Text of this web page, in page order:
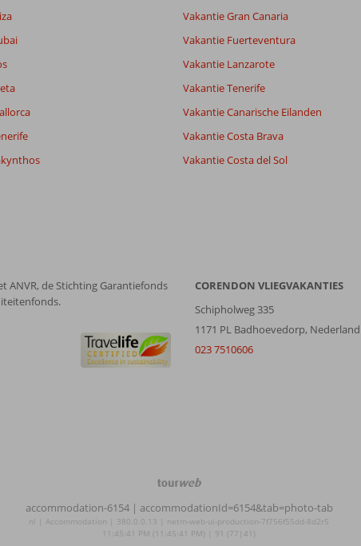
Alle
datum (nieuw > oud)
Vakantie Gran Canaria
Vakantie Fuerteventura
Vakantie Lanzarote
Vakantie Tenerife
Vakantie Canarische Eilanden
Vakantie Costa Brava
Vakantie Costa del Sol
ANVR, de Stichting Garantiefonds
CORENDON VLIEGVAKANTIES
Schipholweg 335
1171 PL Badhoevedorp, Nederland
023 7510606
TourWeb
NetMatch
accommodation-6154 | accommodationId=6154&tab=photo-tab
nl | Accommodation | 380.0.0.13 | netm-web-ui-production-7f756f55dd-8d2r5
11:45:41 PM (11:45:41 PM) | 91 (77|41)